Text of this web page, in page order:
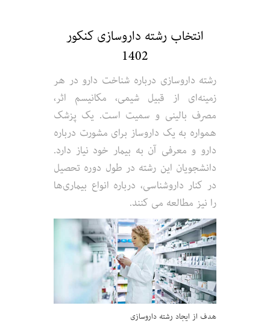
انتخاب رشته داروسازی کنکور
1402
رشته داروسازی درباره شناخت دارو در هر
زمینه‌ای از قبیل شیمی، مکانیسم اثر،
مصرف بالینی و سمیت است. یک پزشک
همواره به یک داروساز برای مشورت درباره
دارو و معرفی آن به بیمار خود نیاز دارد.
دانشجویان این رشته در طول دوره تحصیل
در کنار داروشناسی، درباره انواع بیماری‌ها
را نیز مطالعه می کنند.
هدف از ایجاد رشته داروسازی